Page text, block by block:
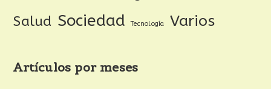
Salud Sociedad Tecnología Varios
Artículos por meses